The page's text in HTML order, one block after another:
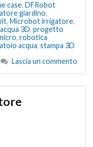
case, DFRobot
giardino,
, Microbot irrigatore,
3D, progetto
, robotica
acqua, stampa 3D
Lascia un commento